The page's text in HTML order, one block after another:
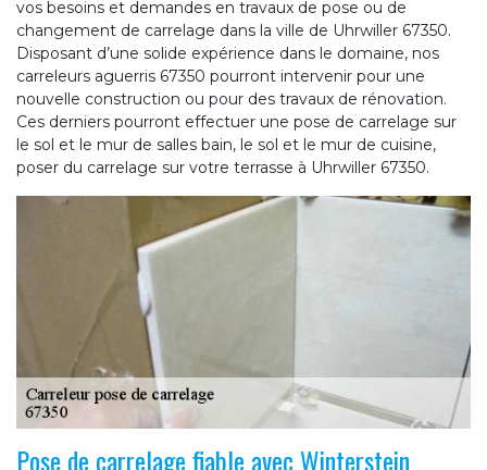
vos besoins et demandes en travaux de pose ou de
changement de carrelage dans la ville de Uhrwiller 67350.
Disposant d’une solide expérience dans le domaine, nos
carreleurs aguerris 67350 pourront intervenir pour une
nouvelle construction ou pour des travaux de rénovation.
Ces derniers pourront effectuer une pose de carrelage sur
le sol et le mur de salles bain, le sol et le mur de cuisine,
poser du carrelage sur votre terrasse à Uhrwiller 67350.
Pose de carrelage fiable avec Winterstein